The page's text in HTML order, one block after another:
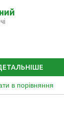
в порівняння